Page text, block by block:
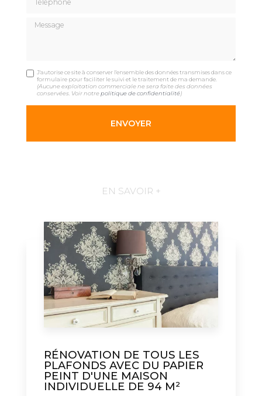
Message
J'autorise ce site à conserver l'ensemble des données transmises dans ce
formulaire pour faciliter le suivi et le traitement de ma demande.
(Aucune exploitation commerciale ne sera faite des données
conservées. Voir notrepolitique de confidentialité)
EN SAVOIR +
RÉNOVATION DE TOUS LES
PLAFONDS AVEC DU PAPIER
PEINT D'UNE MAISON
INDIVIDUELLE DE 94 M²